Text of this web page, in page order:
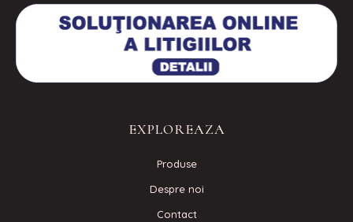
EXPLOREAZA
Produse
Despre noi
Contact